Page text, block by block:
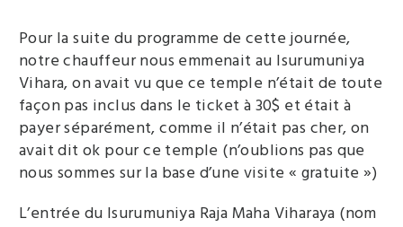
Pour la suite du programme de cette journée,
notre chauffeur nous emmenait au Isurumuniya
Vihara, on avait vu que ce temple n’était de toute
façon pas inclus dans le ticket à 30$ et était à
payer séparément, comme il n’était pas cher, on
avait dit ok pour ce temple (n’oublions pas que
nous sommes sur la base d’une visite « gratuite »)
L’entrée du Isurumuniya Raja Maha Viharaya (nom